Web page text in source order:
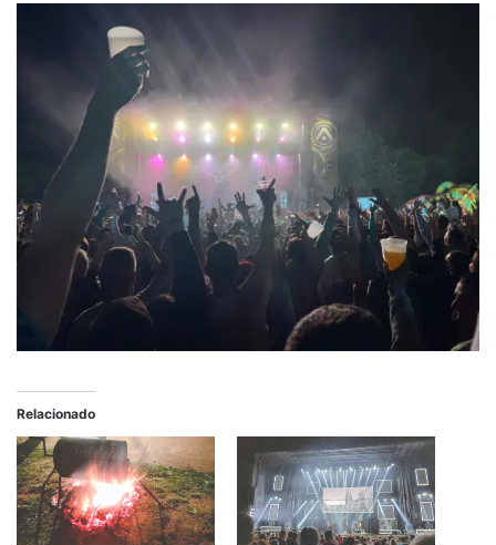
Relacionado